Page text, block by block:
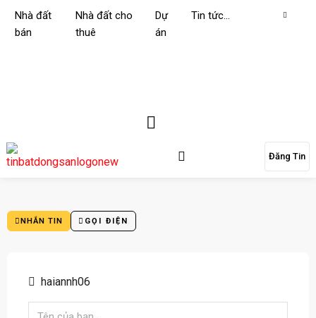
Nhà đất
bán
Nhà đất cho
thuê
Dự
án
Tin tức…
Đăng Tin
NHẮN TIN GỌI ĐIỆN
haiannh06